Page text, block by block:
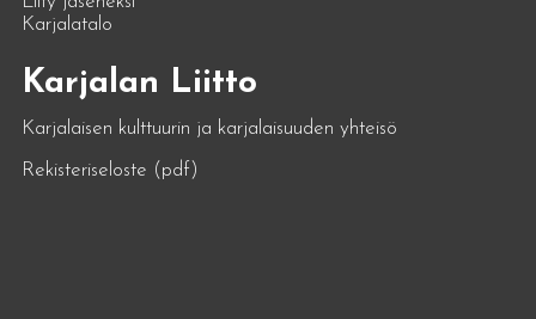
Karjalatalo
Karjalan Liitto
Karjalaisen kulttuurin ja karjalaisuuden yhteisö
Rekisteriseloste (pdf)